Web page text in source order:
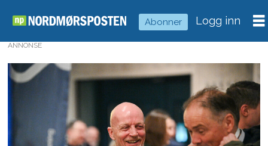
Abonner Logg inn
ANNONSE